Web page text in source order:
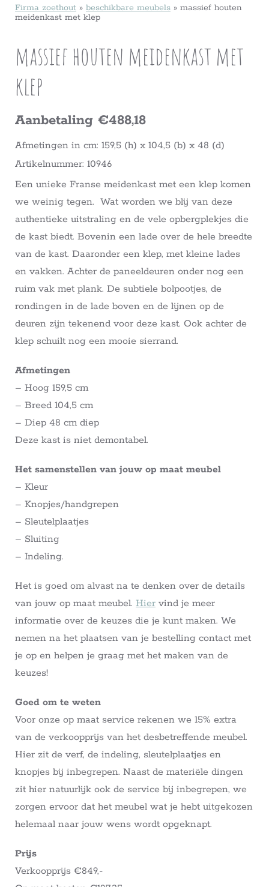
Firma zoethout » beschikbare meubels » massief houten
meidenkast met klep
massief houten meidenkast met
klep
Aanbetaling €488,18
Afmetingen in cm: 159,5 (h) x 104,5 (b) x 48 (d)
Artikelnummer: 10946
Een unieke Franse meidenkast met een klep komen
we weinig tegen. Wat worden we blij van deze
authentieke uitstraling en de vele opbergplekjes die
de kast biedt. Bovenin een lade over de hele breedte
van de kast. Daaronder een klep, met kleine lades
en vakken. Achter de paneeldeuren onder nog een
ruim vak met plank. De subtiele bolpootjes, de
rondingen in de lade boven en de lijnen op de
deuren zijn tekenend voor deze kast. Ook achter de
klep schuilt nog een mooie sierrand.
Afmetingen
– Hoog 159,5 cm
– Breed 104,5 cm
– Diep 48 cm diep
Deze kast is niet demontabel.
Het samenstellen van jouw op maat meubel
– Kleur
– Knopjes/handgrepen
– Sleutelplaatjes
– Sluiting
– Indeling.
Het is goed om alvast na te denken over de details
van jouw op maat meubel. Hier vind je meer
informatie over de keuzes die je kunt maken. We
nemen na het plaatsen van je bestelling contact met
je op en helpen je graag met het maken van de
keuzes!
Goed om te weten
Voor onze op maat service rekenen we 15% extra
van de verkoopprijs van het desbetreffende meubel.
Hier zit de verf, de indeling, sleutelplaatjes en
knopjes bij inbegrepen. Naast de materiële dingen
zit hier natuurlijk ook de service bij inbegrepen, we
zorgen ervoor dat het meubel wat je hebt uitgekozen
helemaal naar jouw wens wordt opgeknapt.
Prijs
Verkoopprijs €849,-